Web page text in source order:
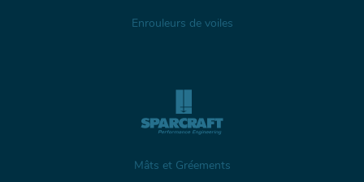
Enrouleurs de voiles
Mâts et Gréements